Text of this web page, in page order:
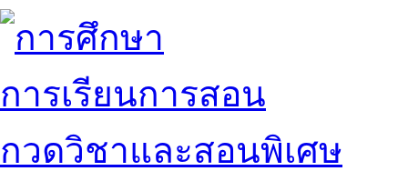
การเรียนการสอน
กวดวิชาและสอนพิเศษ